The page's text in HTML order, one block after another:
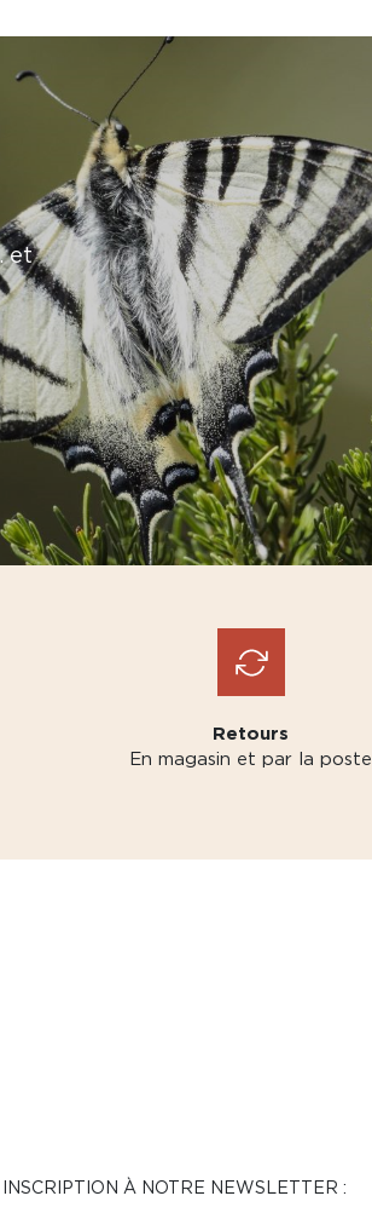
et
Retours
En magasin et par la poste
INSCRIPTION À NOTRE NEWSLETTER :